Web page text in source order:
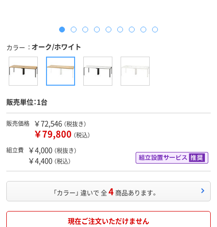
カラー オーク/ホワイト
販売単位：1台
販売価格 ￥72,546 （税抜き）
￥79,800 （税込）
組立費
￥4,000 （税抜き）
￥4,400 （税込）
「カラー」 違いで 全4 商品あります。
現在ご注文いただけません